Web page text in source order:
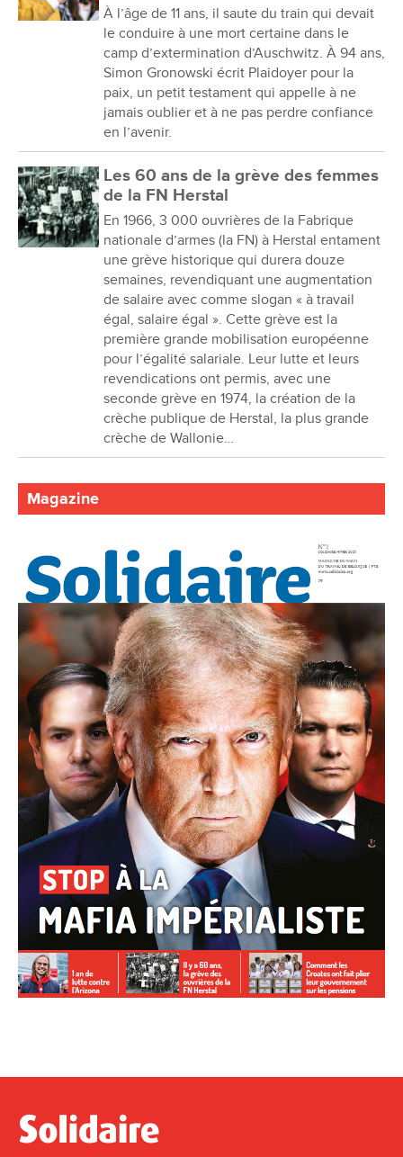
À l’âge de 11 ans, il saute du train qui devait
le conduire à une mort certaine dans le
camp d’extermination d’Auschwitz. À 94 ans,
Simon Gronowski écrit Plaidoyer pour la
paix, un petit testament qui appelle à ne
jamais oublier et à ne pas perdre confiance
en l’avenir.
Les 60 ans de la grève des femmes
de la FN Herstal
En 1966, 3 000 ouvrières de la Fabrique
nationale d’armes (la FN) à Herstal entament
une grève historique qui durera douze
semaines, revendiquant une augmentation
de salaire avec comme slogan « à travail
égal, salaire égal ». Cette grève est la
première grande mobilisation européenne
pour l’égalité salariale. Leur lutte et leurs
revendications ont permis, avec une
seconde grève en 1974, la création de la
crèche publique de Herstal, la plus grande
crèche de Wallonie…
Magazine